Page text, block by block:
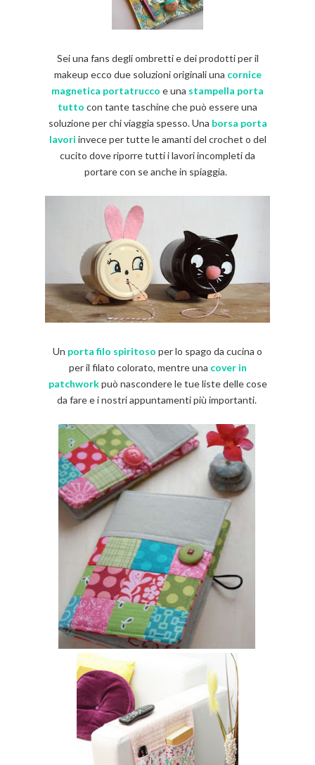
Sei una fans degli ombretti e dei prodotti per il
makeup ecco due soluzioni originali una cornice
magnetica portatrucco e una stampella porta
tutto con tante taschine che può essere una
soluzione per chi viaggia spesso. Una borsa porta
lavori invece per tutte le amanti del crochet o del
cucito dove riporre tutti i lavori incompleti da
portare con se anche in spiaggia.
Un porta filo spiritoso per lo spago da cucina o
per il filato colorato, mentre una cover in
patchworkpuò nascondere le tue liste delle cose
da fare e i nostri appuntamenti più importanti.